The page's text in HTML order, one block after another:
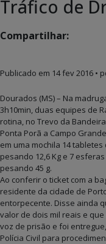
Tráfico de
Compartilhar:
Publicado em 14 fev 2016 •
Dourados (MS) – Na
3h10min, duas equipes de
rotina, no Trevo da
Ponta Porã a Campo
em uma mochila 14
pesando 12,6 Kg e 7
pesando 45 g.
Ao conferir o ticket com a
residente da cidade de
entorpecente. Disse ainda
valor de dois mil reais e
voz de prisão e foi
Polícia Civil para